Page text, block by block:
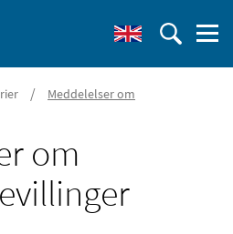
/
Meddelelser om
om